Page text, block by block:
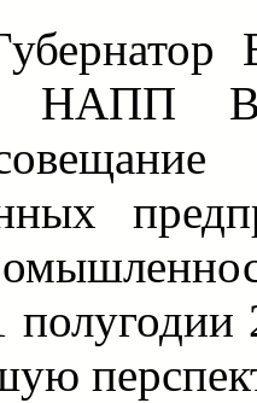
НАПП
полугодии